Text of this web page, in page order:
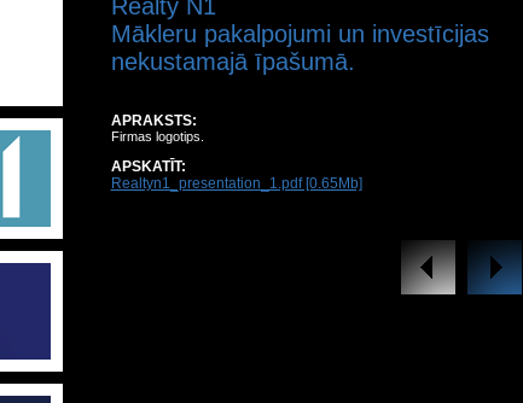
Realty N1
Mākleru pakalpojumi un investīcijas
nekustamajā īpašumā.
APRAKSTS:
Firmas logotips.
APSKATĪT:
Realtyn1_presentation_1.pdf [0.65Mb]